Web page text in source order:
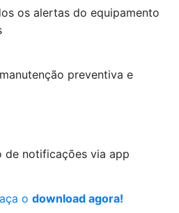
os alertas do equipamento
preventiva e
de notificações via app
o download agora!